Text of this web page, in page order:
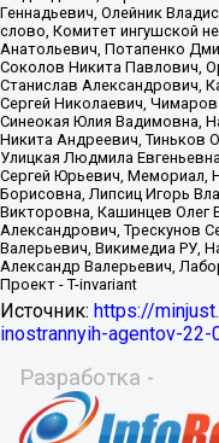
Источник: https://
inostrannyih-agentov-
Разработка -